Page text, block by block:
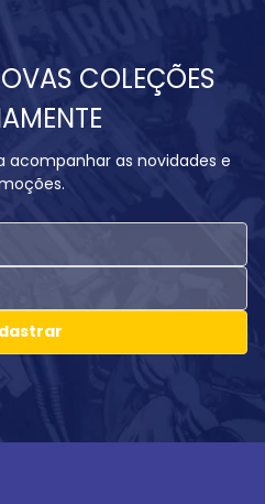
COLEÇÕES
acompanhar as novidades e